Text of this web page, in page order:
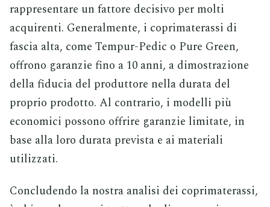
rappresentare un fattore decisivo per molti
acquirenti. Generalmente, i coprimaterassi di
fascia alta, come Tempur-Pedic o Pure Green,
offrono garanzie fino a 10 anni, a dimostrazione
della fiducia del produttore nella durata del
proprio prodotto. Al contrario, i modelli più
economici possono offrire garanzie limitate, in
base alla loro durata prevista e ai materiali
utilizzati.
Concludendo la nostra analisi dei coprimaterassi,